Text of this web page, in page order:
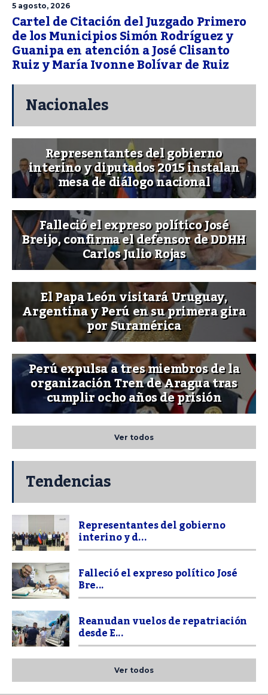
5 agosto, 2026
Cartel de Citación del Juzgado Primero
de los Municipios Simón Rodríguez y
Guanipa en atención a José Clisanto
Ruiz y María Ivonne Bolívar de Ruiz
Nacionales
Representantes del gobierno
interino y diputados 2015 instalan
mesa de diálogo nacional
Falleció el expreso político José
Breijo, confirma el defensor de DDHH
Carlos Julio Rojas
El Papa León visitará Uruguay,
Argentina y Perú en su primera gira
por Suramérica
Perú expulsa a tres miembros de la
organización Tren de Aragua tras
cumplir ocho años de prisión
Ver todos
Tendencias
Representantes del gobierno
interino y d...
Falleció el expreso político José
Bre...
Reanudan vuelos de repatriación
desde E...
Ver todos